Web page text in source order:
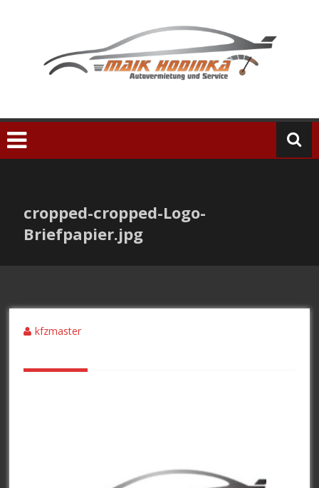
cropped-cropped-Logo-
Briefpapier.jpg
kfzmaster